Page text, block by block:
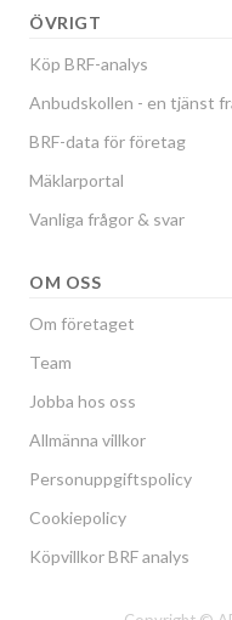
ÖVRIGT
Köp BRF-analys
Anbudskollen - en tjänst
BRF-data för företag
Mäklarportal
Vanliga frågor & svar
OM OSS
Om företaget
Team
Jobba hos oss
Allmänna villkor
Personuppgiftspolicy
Cookiepolicy
Köpvillkor BRF analys